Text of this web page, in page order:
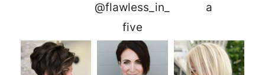
@flawless_in_
five
a